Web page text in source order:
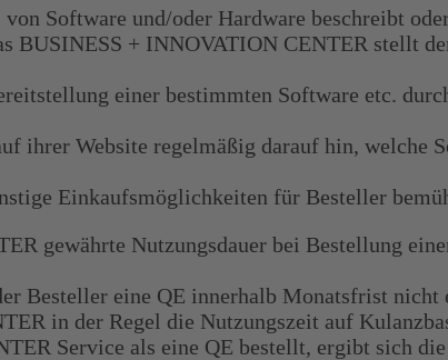
Software und/oder Hardware beschreibt
BUSINESS + INNOVATION CENTER stellt
einer bestimmten Software etc.
ihrer Website regelmäßig darauf hin, welche
Einkaufsmöglichkeiten für Besteller
gewährte Nutzungsdauer bei Bestellung
Besteller eine QE innerhalb Monatsfrist
in der Regel die Nutzungszeit auf
Service als eine QE bestellt, ergibt sich